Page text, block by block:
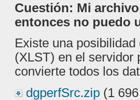
Cuestión: Mi
entonces no puedo
Existe una
(XLST) en el servidor
convierte todos los
dgperfSrc.zip (1